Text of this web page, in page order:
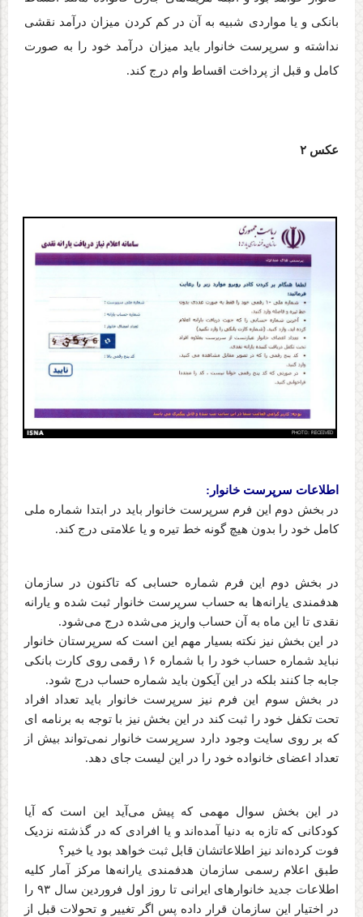
بانکی و یا مواردی شبیه به آن در کم کردن میزان درآمد نقشی
نداشته و سرپرست خانوار باید میزان درآمد خود را به صورت
کامل و قبل از پرداخت اقساط وام درج کند.
عکس ۲
اطلاعات سرپرست خانوار :
در بخش دوم این فرم سرپرست خانوار باید در ابتدا شماره ملی
کامل خود را بدون هیچ گونه خط تیره و یا علامتی درج کند.
در بخش دوم این فرم شماره حسابی که تاکنون در سازمان
هدفمندی‌ یارانه‌ها به حساب سرپرست خانوار ثبت شده و یارانه
نقدی تا این ماه به آن حساب واریز می‌شده درج می‌شود.
در این بخش نیز نکته بسیار مهم این است که سرپرستان خانوار
نباید شماره حساب خود را با شماره ۱۶ رقمی روی کارت بانکی
جابه جا کنند بلکه در این آیکون باید شماره حساب درج شود.
در بخش سوم این فرم نیز سرپرست خانوار باید تعداد افراد
تحت تکفل خود را ثبت کند در این بخش نیز با توجه به برنامه ای
که بر روی سایت وجود دارد سرپرست خانوار نمی‌تواند بیش از
تعداد اعضای خانواده خود را در این لیست جای دهد.
در این بخش سوال مهمی که پیش می‌آید این است که آیا
کودکانی که تازه به دنیا آمده‌اند و یا افرادی که در گذشته نزدیک
فوت کرده‌اند نیز اطلاعاتشان قابل ثبت خواهد بود یا خیر؟
طبق اعلام رسمی سازمان هدفمندی‌ یارانه‌ها مرکز آمار کلیه
اطلاعات جدید خانوارهای ایرانی تا روز اول فروردین سال ۹۳ را
در اختیار این سازمان قرار داده پس اگر تغییر و تحولات قبل از